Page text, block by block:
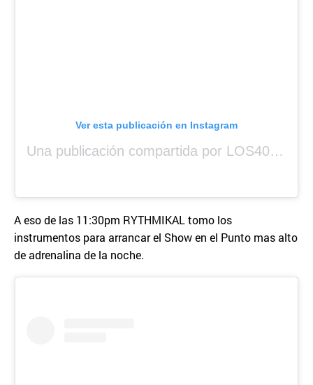
Ver esta publicación en Instagram
Una publicación compartida por LOS40 Panamá (@los40panama)
A eso de las 11:30pm RYTHMIKAL tomo los
instrumentos para arrancar el Show en el Punto mas alto
de adrenalina de la noche.